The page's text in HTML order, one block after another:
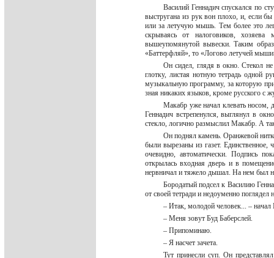
Василий Геннадич спускался по
выстругана из рук вон плохо, и, если бы
или за летучую мышь. Тем более это
скрываясь от налоговиков, хозяева
вышеупомянутой вывески. Таким
«Баттерфляй», то «Логово летучей
Он сидел, глядя в окно. Стекол
глотку, листая нотную тетрадь одной
музыкальную программу, за которую
зная никаких языков, кроме русского с
Макабр уже начал клевать носом,
Геннадич встрепенулся, выглянул в
стекло, логично размыслил Макабр. А
Он поднял камень. Оранжевой
были вырезаны из газет. Единственное,
очевидно, автоматически. Подпись
открылась входная дверь и в
нервничал и тяжело дышал. На нем был
Бородатый подсел к Василию
от своей тетради и недоуменно
– Итак, молодой человек... –
– Меня зовут Буд Баберслей.
– Припоминаю.
– Я насчет зачета.
Тут принесли суп. Он